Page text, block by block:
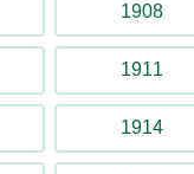
1908
1911
1914